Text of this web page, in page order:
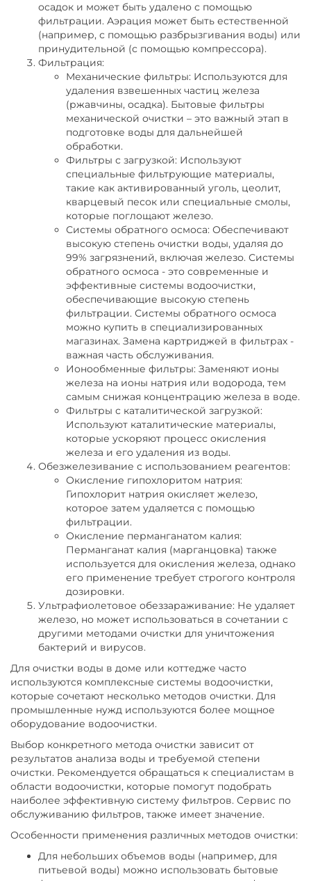
осадок и может быть удалено с помощью
фильтрации. Аэрация может быть естественной
(например, с помощью разбрызгивания воды) или
принудительной (с помощью компрессора).
Фильтрация:
Механические фильтры: Используются для
удаления взвешенных частиц железа
(ржавчины, осадка). Бытовые фильтры
механической очистки – это важный этап в
подготовке воды для дальнейшей
обработки.
Фильтры с загрузкой: Используют
специальные фильтрующие материалы,
такие как активированный уголь, цеолит,
кварцевый песок или специальные смолы,
которые поглощают железо.
Системы обратного осмоса: Обеспечивают
высокую степень очистки воды, удаляя до
99% загрязнений, включая железо. Системы
обратного осмоса - это современные и
эффективные системы водоочистки,
обеспечивающие высокую степень
фильтрации. Системы обратного осмоса
можно купить в специализированных
магазинах. Замена картриджей в фильтрах -
важная часть обслуживания.
Ионообменные фильтры: Заменяют ионы
железа на ионы натрия или водорода, тем
самым снижая концентрацию железа в воде.
Фильтры с каталитической загрузкой:
Используют каталитические материалы,
которые ускоряют процесс окисления
железа и его удаления из воды.
Обезжелезивание с использованием реагентов:
Окисление гипохлоритом натрия:
Гипохлорит натрия окисляет железо,
которое затем удаляется с помощью
фильтрации.
Окисление перманганатом калия:
Перманганат калия (марганцовка) также
используется для окисления железа, однако
его применение требует строгого контроля
дозировки.
Ультрафиолетовое обеззараживание: Не удаляет
железо, но может использоваться в сочетании с
другими методами очистки для уничтожения
бактерий и вирусов.
Для очистки воды в доме или коттедже часто
используются комплексные системы водоочистки,
которые сочетают несколько методов очистки. Для
промышленные нужд используются более мощное
оборудование водоочистки.
Выбор конкретного метода очистки зависит от
результатов анализа воды и требуемой степени
очистки. Рекомендуется обращаться к специалистам в
области водоочистки, которые помогут подобрать
наиболее эффективную систему фильтров. Сервис по
обслуживанию фильтров, также имеет значение.
Особенности применения различных методов очистки:
Для небольших объемов воды (например, для
питьевой воды) можно использовать бытовые